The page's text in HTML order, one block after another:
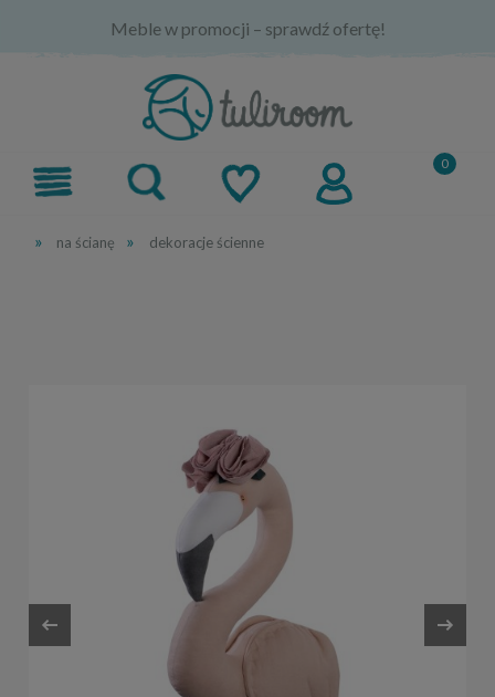
Meble w promocji – sprawdź ofertę!
» na ścianę » dekoracje ścienne